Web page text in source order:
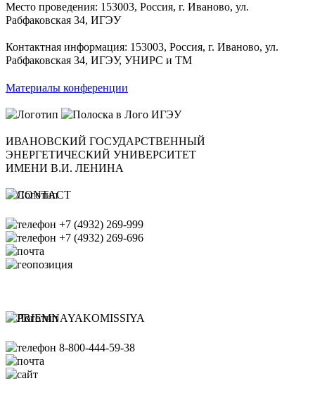
Место проведения: 153003, Россия, г. Иваново, ул.
Рабфаковская 34, ИГЭУ
Контактная информация: 153003, Россия, г. Иваново, ул.
Рабфаковская 34, ИГЭУ, УНИРС и ТМ
Материалы конференции
ИВАНОВСКИЙ ГОСУДАРСТВЕННЫЙ
ЭНЕРГЕТИЧЕСКИЙ УНИВЕРСИТЕТ
ИМЕНИ В.И. ЛЕНИНА
+7 (4932) 269-999
+7 (4932) 269-696
8-800-444-59-38